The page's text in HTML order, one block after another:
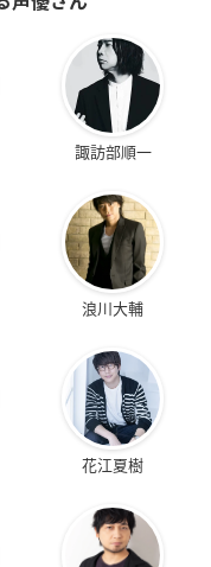
諏訪部順一
浪川大輔
花江夏樹